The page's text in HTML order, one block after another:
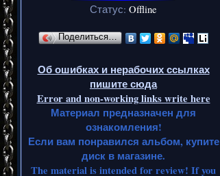
Статус: Offline
Поделиться…
Об ошибках и нерабочих ссылках
пишите сюда
Error and non-working links write here
Материал предназначен для
ознакомления!
Если вам понравился альбом, купите
диск в магазине.
The material is intended for review! If you